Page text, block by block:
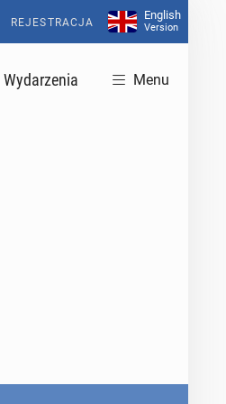
REJESTRACJA
English
Version
Wydarzenia Menu